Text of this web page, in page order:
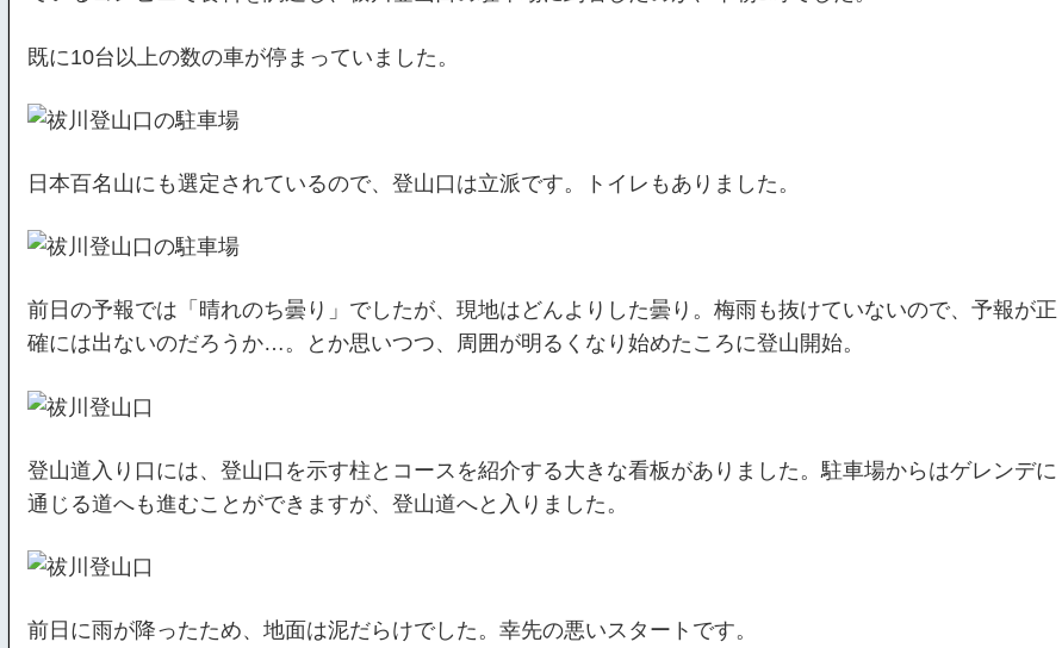
既に10台以上の数の車が停まっていました。
日本百名山にも選定されているので、登山口は立派です。トイレもありました。
前日の予報では「晴れのち曇り」でしたが、現地はどんよりした曇り。梅雨も抜けていないので、予報が正
確には出ないのだろうか…。とか思いつつ、周囲が明るくなり始めたころに登山開始。
登山道入り口には、登山口を示す柱とコースを紹介する大きな看板がありました。駐車場からはゲレンデに
通じる道へも進むことができますが、登山道へと入りました。
前日に雨が降ったため、地面は泥だらけでした。幸先の悪いスタートです。